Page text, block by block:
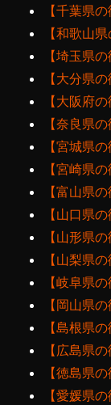
【千葉県の
【和歌山
【埼玉県の
【大分県の
【大阪府の
【奈良県の
【宮城県の
【宮崎県の
【富山県の
【山口県の
【山形県の
【山梨県の
【岐阜県の
【岡山県の
【島根県の
【広島県の
【徳島県の
【愛媛県の